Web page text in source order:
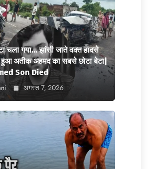
चला गया… झांसी जाते वक्त हादसे
हुआ अतीक अहमद का सबसे छोटा बेटा|
Son Died
अगस्त 7, 2026